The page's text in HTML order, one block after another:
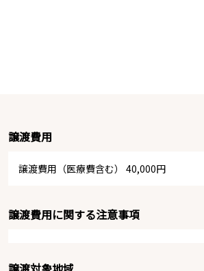
譲渡費用
譲渡費用（医療費含む） 40,000円
譲渡費用に関する注意事項